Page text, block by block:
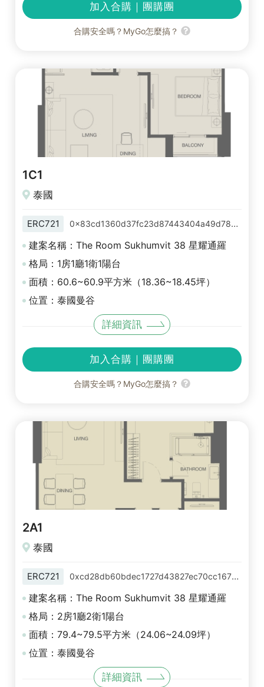
加入合購｜團購團
合購安全嗎？MyGo怎麼搞？
1C1
泰國
ERC721 0x83cd1360d37fc23d87443404a49d78518cb71c06
建案名稱：The Room Sukhumvit 38 星耀通羅
格局：1房1廳1衛1陽台
面積：60.6~60.9平方米（18.36~18.45坪）
位置：泰國曼谷
詳細資訊
加入合購｜團購團
合購安全嗎？MyGo怎麼搞？
2A1
泰國
ERC721 0xcd28db60bdec1727d43827ec70cc16721469027d
建案名稱：The Room Sukhumvit 38 星耀通羅
格局：2房1廳2衛1陽台
面積：79.4~79.5平方米（24.06~24.09坪）
位置：泰國曼谷
詳細資訊